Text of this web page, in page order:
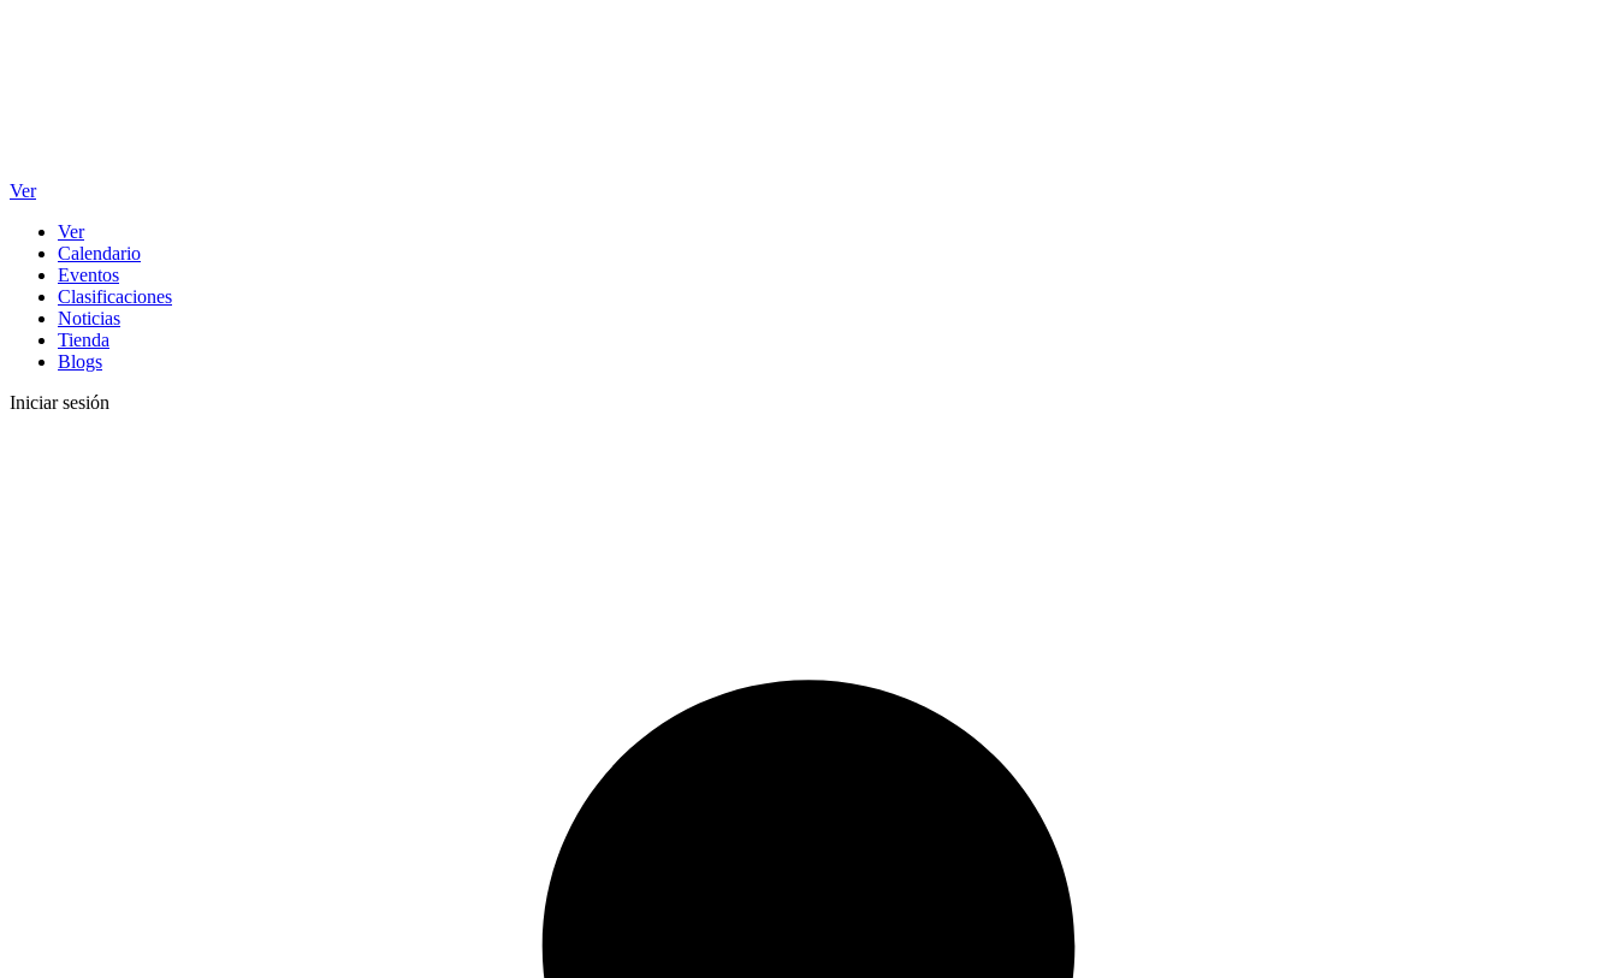
Ver
Ver
Calendario
Eventos
Clasificaciones
Noticias
Tienda
Blogs
Iniciar sesión